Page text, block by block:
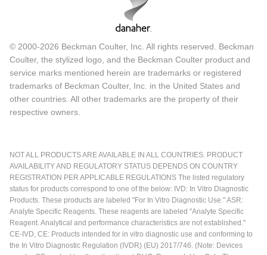
© 2000-2026 Beckman Coulter, Inc. All rights reserved. Beckman
Coulter, the stylized logo, and the Beckman Coulter product and
service marks mentioned herein are trademarks or registered
trademarks of Beckman Coulter, Inc. in the United States and
other countries. All other trademarks are the property of their
respective owners.
NOT ALL PRODUCTS ARE AVAILABLE IN ALL COUNTRIES. PRODUCT
AVAILABILITY AND REGULATORY STATUS DEPENDS ON COUNTRY
REGISTRATION PER APPLICABLE REGULATIONS The listed regulatory
status for products correspond to one of the below: IVD: In Vitro Diagnostic
Products. These products are labeled "For In Vitro Diagnostic Use." ASR:
Analyte Specific Reagents. These reagents are labeled "Analyte Specific
Reagent. Analytical and performance characteristics are not established."
CE-IVD, CE: Products intended for in vitro diagnostic use and conforming to
the In Vitro Diagnostic Regulation (IVDR) (EU) 2017/746. (Note: Devices